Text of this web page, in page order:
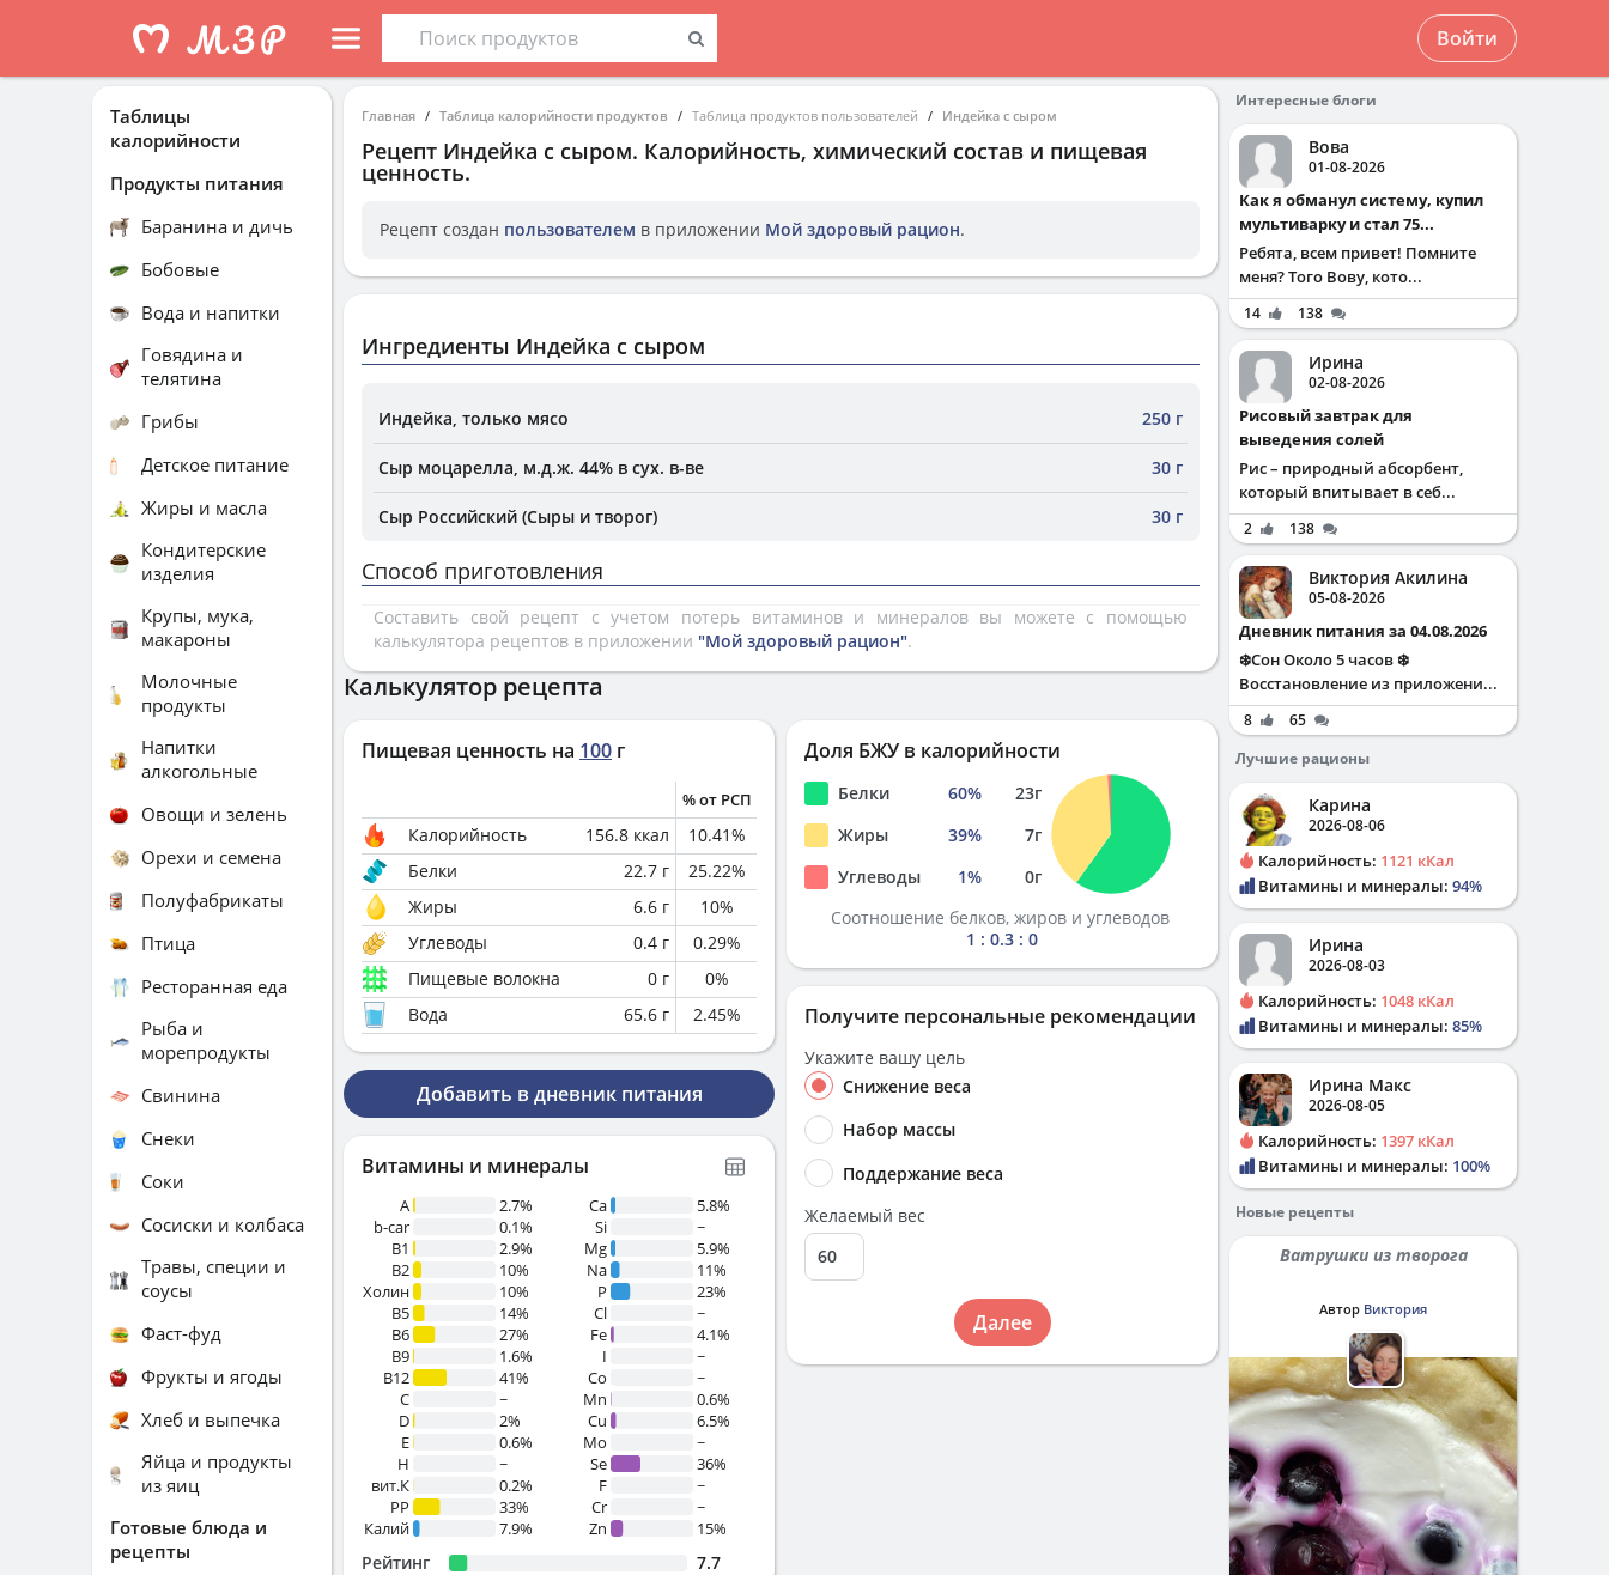
Войти
Главная Таблица калорийности продуктов Таблица продуктов пользователей Индейка с сыром
Рецепт Индейка с сыром. Калорийность, химический состав и пищевая
ценность.
Рецепт создан пользователем в приложении Мой здоровый рацион.
Ингредиенты Индейка с сыром
Индейка, только мясо 250 г
Сыр моцарелла, м.д.ж. 44% в сух. в-ве 30 г
Сыр Российский (Сыры и творог) 30 г
Способ приготовления
Составить свой рецепт с учетом потерь витаминов и минералов вы можете с помощью
калькулятора рецептов в приложении "Мой здоровый рацион".
Калькулятор рецепта
Пищевая ценность на 100 г
% от РСП
Калорийность 156.8 ккал 10.41%
Белки
22.7 г 25.22%
Жиры
6.6 г 10%
Углеводы
0.4 г 0.29%
Пищевые волокна
0 г 0%
Вода
65.6 г 2.45%
Добавить в дневник питания
Витамины и минералы
A
2.7%
b-car
0.1%
В1
2.9%
B2
10%
Холин
10%
B5
14%
B6
27%
B9
1.6%
B12
41%
C
~
D
2%
E
0.6%
H
~
вит.К
0.2%
PP
33%
Калий
7.9%
Ca
5.8%
Si
~
Mg
5.9%
Na
11%
P
23%
Cl
~
Fe
4.1%
I
~
Co
~
Mn
0.6%
Cu
6.5%
Mo
~
Se
36%
F
~
Cr
~
Zn
15%
Рейтинг 7.7
Доля БЖУ в калорийности
Белки 60% 23г
Жиры
39% 7г
Углеводы
1% 0г
Соотношение белков, жиров и углеводов
1 : 0.3 : 0
Получите персональные рекомендации
Укажите вашу цель
Снижение веса
Набор массы
Поддержание веса
Желаемый вес
Далее
Таблицы
калорийности
Продукты питания
Баранина и дичь
Бобовые
Вода и напитки
Говядина и
телятина
Грибы
Детское питание
Жиры и масла
Кондитерские
изделия
Крупы, мука,
макароны
Молочные
продукты
Напитки
алкогольные
Овощи и зелень
Орехи и семена
Полуфабрикаты
Птица
Ресторанная еда
Рыба и
морепродукты
Свинина
Снеки
Соки
Сосиски и колбаса
Травы, специи и
соусы
Фаст-фуд
Фрукты и ягоды
Хлеб и выпечка
Яйца и продукты
из яиц
Готовые блюда и
рецепты
Интересные блоги
Вова
01-08-2026
Как я обманул систему, купил
мультиварку и стал 75...
Ребята, всем привет! Помните
меня? Того Вову, кото...
14 138
Ирина
02-08-2026
Рисовый завтрак для
выведения солей
Рис – природный абсорбент,
который впитывает в себ...
2 138
Виктория Акилина
05-08-2026
Дневник питания за 04.08.2026
❄️Сон Около 5 часов ❄️
Восстановление из приложени...
8
65
Лучшие рационы
Карина
2026-08-06
Калорийность: 1121 кКал
Витамины и минералы: 94%
Ирина
2026-08-03
Калорийность: 1048 кКал
Витамины и минералы: 85%
Ирина Макс
2026-08-05
Калорийность: 1397 кКал
Витамины и минералы: 100%
Новые рецепты
Ватрушки из творога
Автор Виктория